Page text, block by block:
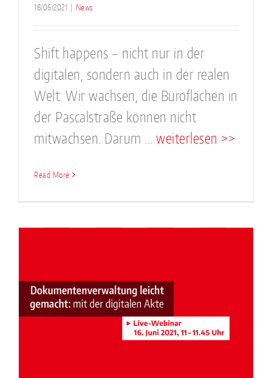
16/06/2021 News
Shift happens – nicht nur in der
digitalen, sondern auch in der realen
Welt: Wir wachsen, die Büroflächen in
der Pascalstraße können nicht
mitwachsen. Darum ... weiterlesen >>
Read More